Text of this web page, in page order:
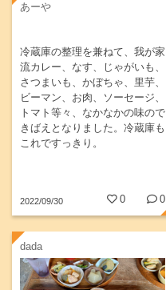
あーや
冷蔵庫の整理を兼ねて、我が家
流カレー、なす、じゃがいも、
さつまいも、かぼちゃ、里芋、
ビーマン、お肉、ソーセージ、
トマト等々、なかなかの味ので
きばえとなりました。冷蔵庫も
これですっきり。
2022/09/30 0 0
dada